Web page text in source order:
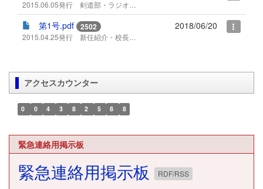
第1号.pdf 2502 2018/06/20
アクセスカウンター
0 0 4 3 8 2 5 8 8
緊急連絡用掲示板
緊急連絡用掲示板 RDF/RSS